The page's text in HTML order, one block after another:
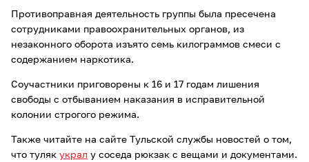
Противоправная деятельность группы была пресечена
сотрудниками правоохранительных органов, из
незаконного оборота изъято семь килограммов смеси с
содержанием наркотика.
Соучастники приговорены к 16 и 17 годам лишения
свободы с отбыванием наказания в исправительной
колонии строгого режима.
Также читайте на сайте Тульской службы новостей о том,
что туляк украл у соседа рюкзак с вещами и документами.